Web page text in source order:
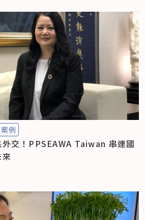
案例
交！PPSEAWA Taiwan 串連國